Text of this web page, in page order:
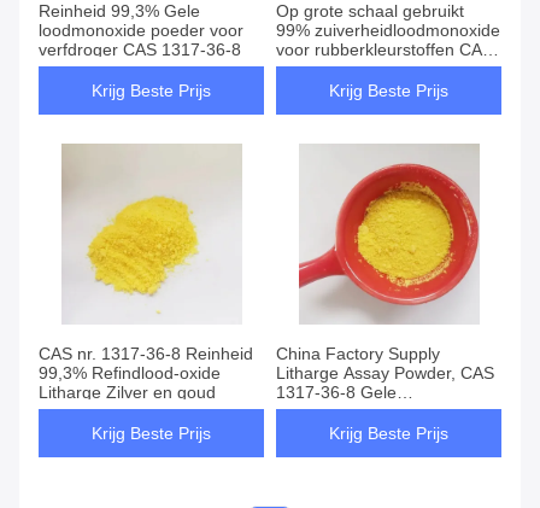
Reinheid 99,3% Gele
loodmonoxide poeder voor
verfdroger CAS 1317-36-8
Krijg Beste Prijs
Op grote schaal gebruikt
99% zuiverheidloodmonoxide
voor rubberkleurstoffen CAS
1317-36-8
Krijg Beste Prijs
CAS nr. 1317-36-8 Reinheid
99,3% Refindlood-oxide
Litharge Zilver en goud
Krijg Beste Prijs
China Factory Supply
Litharge Assay Powder, CAS
1317-36-8 Gele
Loodmonoxide voor Flux
Krijg Beste Prijs